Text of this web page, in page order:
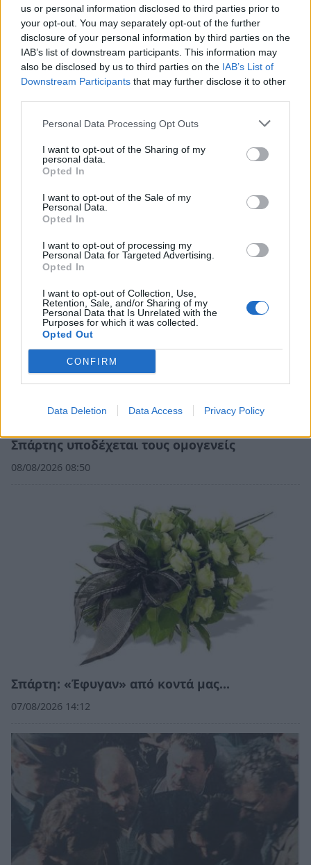
us or personal information disclosed to third parties prior to
your opt-out. You may separately opt-out of the further
disclosure of your personal information by third parties on the
IAB’s list of downstream participants. This information may
also be disclosed by us to third parties on the IAB’s List of
Downstream Participants that may further disclose it to other
Personal Data Processing Opt Outs
I want to opt-out of the Sharing of my
personal data.
Opted In
I want to opt-out of the Sale of my
Personal Data.
Opted In
I want to opt-out of processing my
Personal Data for Targeted Advertising.
Opted In
I want to opt-out of Collection, Use,
Retention, Sale, and/or Sharing of my
Personal Data that Is Unrelated with the
Purposes for which it was collected.
Opted Out
CONFIRM
Data Deletion Data Access Privacy Policy
Λακωνία: Το τελευταίο δρομολόγιο «γη -
ουρανός» του Μιχάλη που τόσοι αγάπησαν
08/08/2026 09:05
Σπάρτης υποδέχεται τους ομογενείς
08/08/2026 08:50
Σπάρτη: «Έφυγαν» από κοντά μας…
07/08/2026 14:12